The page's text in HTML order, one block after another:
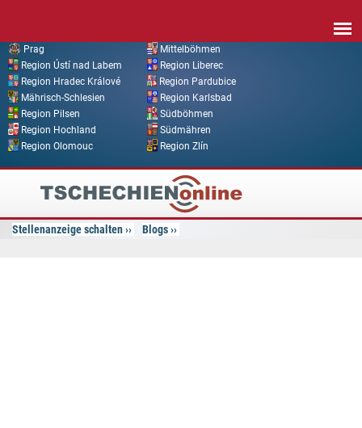
Prag
Mittelböhmen
Region Ústí nad Labem
Region Liberec
Region Hradec Králové
Region Pardubice
Mährisch-Schlesien
Region Karlsbad
Region Pilsen
Südböhmen
Region Hochland
Südmähren
Region Olomouc
Region Zlín
Tschechien
Online
Stellenanzeige schalten Blogs